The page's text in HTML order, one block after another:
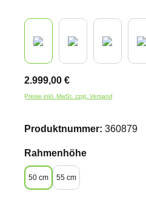
2.999,00 €
Preise inkl. MwSt. zzgl. Versand
Produktnummer: 360879
Rahmenhöheauswählen
50 cm 55 cm